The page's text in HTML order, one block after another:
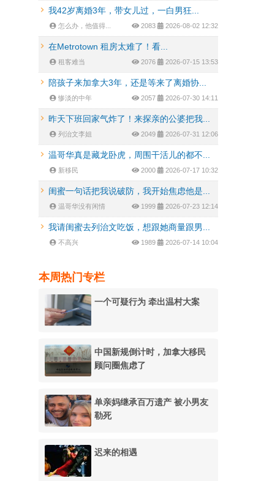
我42岁离婚3年，带女儿过，一白男狂...
怎么办，他值得... 2083 2026-08-02 12:32
在Metrotown 租房太难了！看...
租客难当 2076 2026-07-15 13:53
陪孩子来加拿大3年，还是等来了离婚协...
惨淡的中年 2057 2026-07-30 14:11
昨天下班回家气炸了！来探亲的公婆把我...
列治文李姐 2049 2026-07-31 12:06
温哥华真是藏龙卧虎，周围干活儿的都不...
新移民 2000 2026-07-17 10:32
闺蜜一句话把我说破防，我开始焦虑他是...
温哥华没有闲情 1999 2026-07-23 12:14
我请闺蜜去列治文吃饭，想跟她商量跟男...
不高兴 1989 2026-07-14 10:04
本周热门专栏
一个可疑行为 牵出温村大案
中国新规倒计时，加拿大移民
顾问圈焦虑了
单亲妈继承百万遗产 被小男友
勒死
迟来的相遇